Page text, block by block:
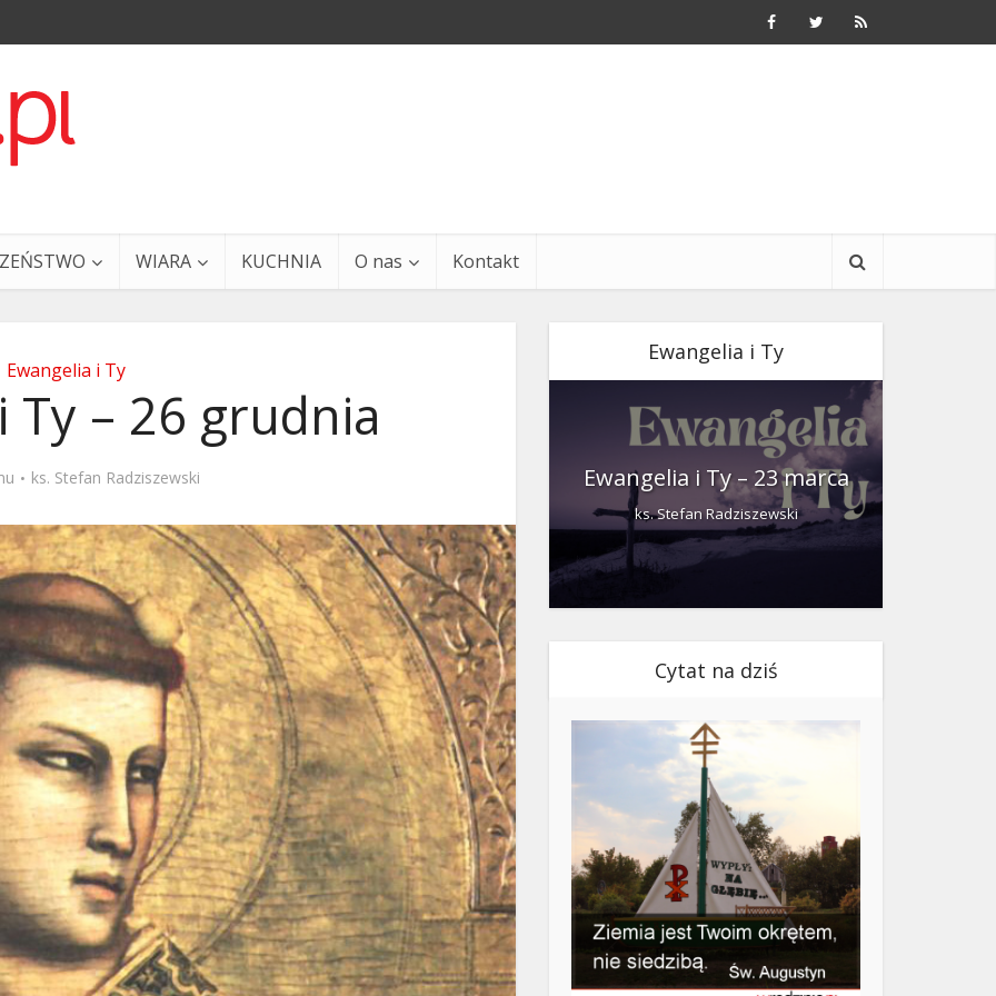
WIARA KUCHNIA O nas Kontakt
Ewangelia i Ty
Ty – 26 grudnia
ks. Stefan Radziszewski
Ewangelia i Ty
i Ty – 29 grudnia Ewangelia i Ty – 23 marca
ks. Stefan Radziszewski
Cytat na dziś